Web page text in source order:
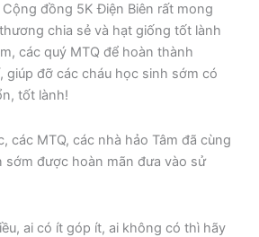
đồng 5K Điện Biên rất mong
chia sẻ và hạt giống tốt lành
các quý MTQ để hoàn thành
giúp đỡ các cháu học sinh sớm có
tốt lành!
các MTQ, các nhà hảo Tâm đã cùng
sớm được hoàn mãn đưa vào sử
ai có ít góp ít, ai không có thì hãy